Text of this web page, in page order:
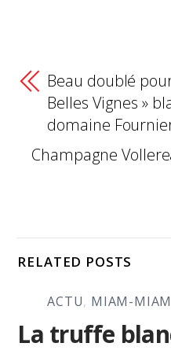
Beau doublé
Belles Vignes »
domaine
Champagne
RELATED POSTS
ACTU, MIAM-MIAM
La truffe